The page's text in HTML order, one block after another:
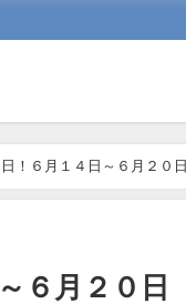
！６月１４日～６月２０日
６月２０日